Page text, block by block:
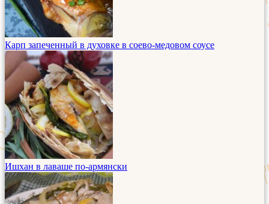
Карп запеченный в духовке в соево-медовом соусе
Ишхан в лаваше по-армянски